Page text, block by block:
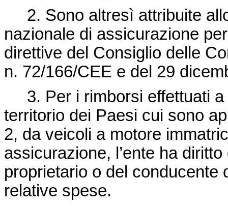
2. Sono altresì attribuite
nazionale di assicurazione
direttive del Consiglio delle
n. 72/166/CEE e del 29
3. Per i rimborsi effettuati a
territorio dei Paesi cui sono
2, da veicoli a motore
assicurazione, l’ente ha
proprietario o del conducente
relative spese.